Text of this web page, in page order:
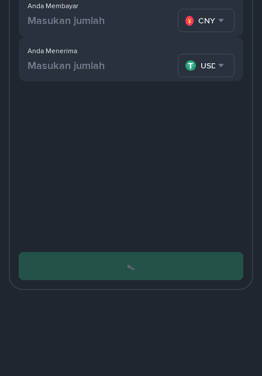
Anda Membayar
CNY
Anda Menerima
USDT